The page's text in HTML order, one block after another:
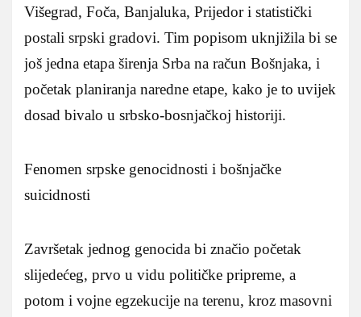
Višegrad, Foča, Banjaluka, Prijedor i statistički
postali srpski gradovi. Tim popisom uknjižila bi se
još jedna etapa širenja Srba na račun Bošnjaka, i
početak planiranja naredne etape, kako je to uvijek
dosad bivalo u srbsko-bosnjačkoj historiji.
Fenomen srpske genocidnosti i bošnjačke
suicidnosti
Završetak jednog genocida bi značio početak
slijedećeg, prvo u vidu političke pripreme, a
potom i vojne egzekucije na terenu, kroz masovni